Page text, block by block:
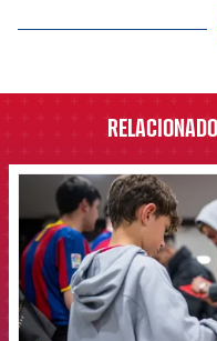
RELACIONADO